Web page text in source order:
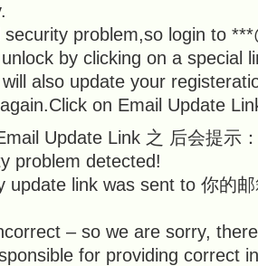
problem,so login to
by clicking on a special
also update your
on Email Update
Update Link 之 后会提示
problem detected!
update link was sent to 你的
– so we are sorry,
for providing correct